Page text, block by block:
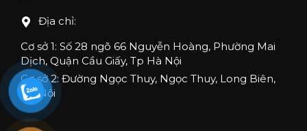
Địa chỉ:
Cơ sở 1: Số 28 ngõ 66 Nguyễn Hoàng, Phường Mai
Dịch, Quận Cầu Giấy, Tp Hà Nội
Cơ sở 2: Đường Ngọc Thuy, Ngọc Thuy, Long Biên,
Hà Nội